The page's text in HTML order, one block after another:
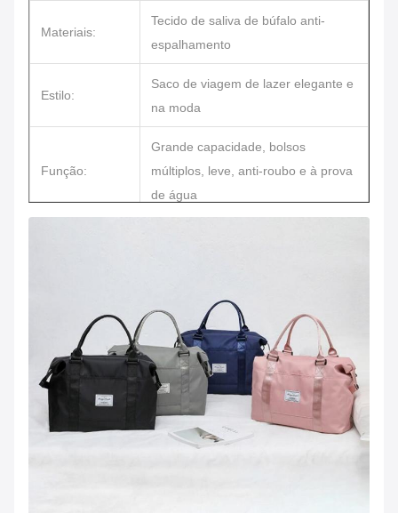
Materiais:
Tecido de saliva de búfalo anti-
espalhamento
Estilo:
Saco de viagem de lazer elegante e
na moda
Função:
Grande capacidade, bolsos
múltiplos, leve, anti-roubo e à prova
de água
Tempo de
amostragem:
Amostra pronta 3-5 dias, amostra
personalizada 7-10 dias
Prazo de
entrega:
Para estoque dentro de 2-4 dias,
para OEM dentro de 10-25 dias
Aceitar personalização